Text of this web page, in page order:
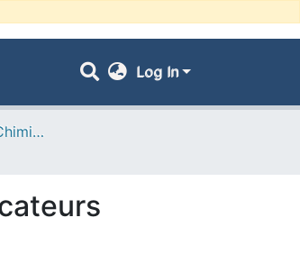
Log In
- [ VRPG-Doc-Sc] Chimie --- كيمياء